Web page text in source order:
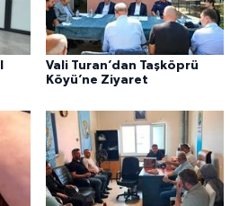
Vali Turan’dan Taşköprü
Köyü’ne Ziyaret